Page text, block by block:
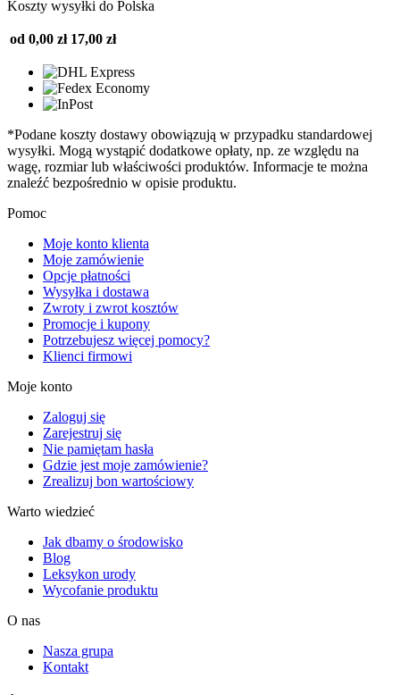
Koszty wysyłki do Polska
od 0,00 zł 17,00 zł
*Podane koszty dostawy obowiązują w przypadku standardowej
wysyłki. Mogą wystąpić dodatkowe opłaty, np. ze względu na
wagę, rozmiar lub właściwości produktów. Informacje te można
znaleźć bezpośrednio w opisie produktu.
Pomoc
Moje konto klienta
Moje zamówienie
Opcje płatności
Wysyłka i dostawa
Zwroty i zwrot kosztów
Promocje i kupony
Potrzebujesz więcej pomocy?
Klienci firmowi
Moje konto
Zaloguj się
Zarejestruj się
Nie pamiętam hasła
Gdzie jest moje zamówienie?
Zrealizuj bon wartościowy
Warto wiedzieć
Jak dbamy o środowisko
Blog
Leksykon urody
Wycofanie produktu
O nas
Nasza grupa
Kontakt